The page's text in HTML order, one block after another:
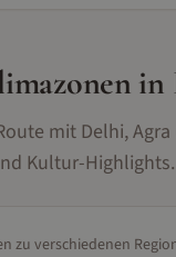
in
mit Delhi,
Kultur-Highlights.
zu verschiedenen